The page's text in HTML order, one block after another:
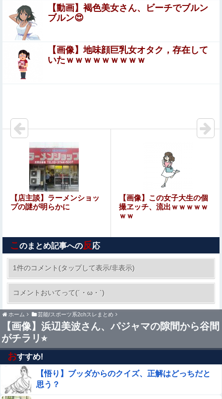
【閲覧注意】陽キャ、洪水が起きた川を渡るチャレンジで
村全体を沸かせる ⇒ 村人（落ちろ… 落ちろ… 落ちろ…）
子供がバイトで貯めた資金で旅行中の話だけど、ちょ
っとお金足りないから貸してくれる？って連絡きた
【カープ実況】秋山翔吾1番センター！先発「森下暢仁vs
初日に1170匹持ち込まれる
【閲覧注意】元臆女キャバ嬢の首吊り自●配信、拡散され
まくって終わるｗｗｗｗｗｗｗ
邦キチ、 あの「新劇場版☆ケロロ軍曹」回
【終わり】ガチの国税職員さん、税務調査で詐欺を行い〇
億だまし取る他
パパ活不倫を暴露された大物芸人さん(63)、晒されたLINE
が面白すぎるｗｗｗｗｗｗｗｗｗ(画像ｱﾘ)
【朗報】むちむち女子バレー選手さん、脱いでし
まう💕
【閲覧注意】メキシコの街中で生配信した結果…麻薬カル
テルがやって来て、たった3秒で…（動画あり）
今日は大館まげわっぱに詰めた弁当。豚ロースの塩こうじ
＆ガーリック焼き
韓国Webtoon企業の最後の牙城だった日本市場、韓国の
自慢の種だった某アプリが遂に……
【動画】褐色美女さん、ビーチでブルン
ブルン😍
【画像】地味顔巨乳女オタク，存在して
いたｗｗｗｗｗｗｗｗｗ
【店主談】ラーメンショッ
プの謎が明らかに
【画像】この女子大生の個
撮ヱッチ、流出ｗｗｗｗｗ
ｗｗ
このまとめ記事への反応
1件のコメント(タップして表示/非表示)
コメントおいてって(´・ω・`)
ホーム 芸能/スポーツ系2chスレまとめ
【画像】浜辺美波さん、パジャマの隙間から谷間
がチラリ⭐︎
おすすめ!
【悟り】ブッダからのクイズ、正解はどっちだと
思う？